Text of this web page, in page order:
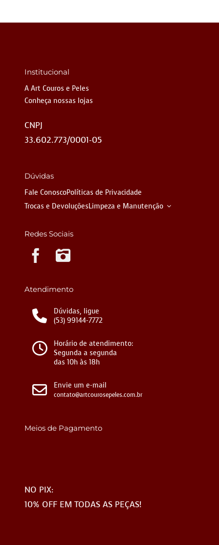
Institucional
A Art Couros e Peles
Conheça nossas lojas
CNPJ
33.602.773/0001-05
Dúvidas
Fale ConoscoPolíticas de Privacidade
Trocas e DevoluçõesLimpeza e Manutenção
Redes Sociais
Atendimento
Dúvidas, ligue
(53) 99144-7772
Horário de atendimento:
Segunda a segunda
das 10h às 18h
Envie um e-mail
contato@artcourosepeles.com.br
Meios de Pagamento
NO PIX:
10% OFF EM TODAS AS PEÇAS!